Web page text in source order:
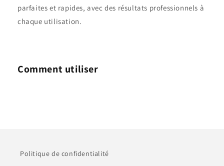
parfaites et rapides, avec des résultats professionnels à
chaque utilisation.
Comment utiliser
Politique de confidentialité